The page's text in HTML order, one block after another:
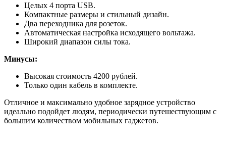
Целых 4 порта USB.
Компактные размеры и стильный дизайн.
Два переходника для розеток.
Автоматическая настройка исходящего вольтажа.
Широкий диапазон силы тока.
Минусы:
Высокая стоимость 4200 рублей.
Только один кабель в комплекте.
Отличное и максимально удобное зарядное устройство
идеально подойдет людям, периодически путешествующим с
большим количеством мобильных гаджетов.